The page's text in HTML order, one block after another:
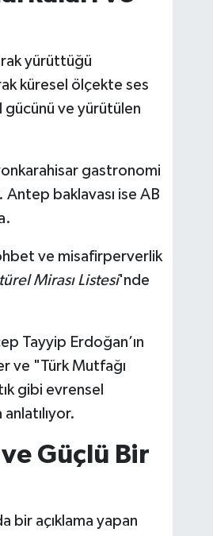
yürüttüğü
küresel ölçekte ses
gücünü ve yürütülen
gastronomi
Antep baklavası ise AB
ve misafirperverlik
Mirası Listesi'nde
Tayyip Erdoğan’ın
ve "Türk Mutfağı
gibi evrensel
Güçlü Bir
bir açıklama yapan